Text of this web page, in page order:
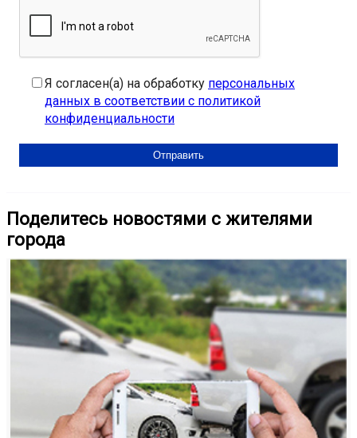
Я согласен(а) на обработку персональных
данных в соответствии с политикой
конфиденциальности
Поделитесь новостями с жителями
города